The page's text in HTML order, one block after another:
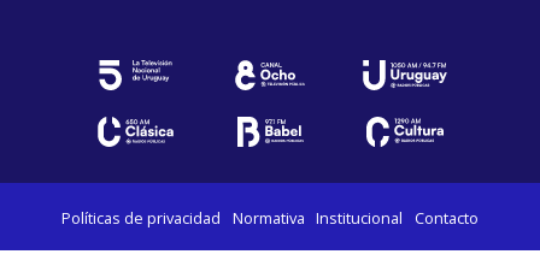
Políticas de privacidad Normativa Institucional Contacto